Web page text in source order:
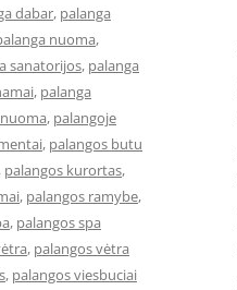
dabar, palanga
nuoma,
sanatorijos, palanga
, palanga
, palangoje
, palangos butu
, palangos kurortas,
, palangos ramybe,
, palangos spa
, palangos vėtra
, palangos viesbuciai